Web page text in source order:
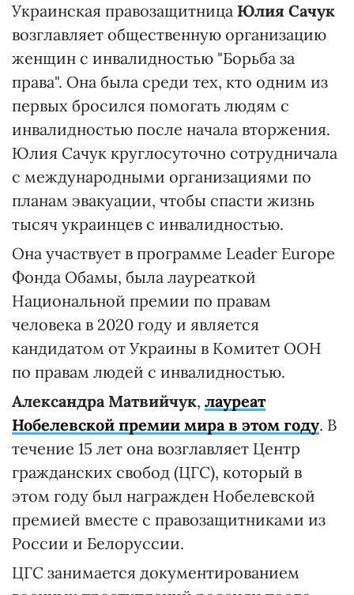
Украинская правозащитница Юлия Сачук
возглавляет общественную организацию
женщин с инвалидностью "Борьба за
права". Она была среди тех, кто одним из
первых бросился помогать людям с
инвалидностью после начала вторжения.
Юлия Сачук круглосуточно сотрудничала
с международными организациями по
планам эвакуации, чтобы спасти жизнь
тысяч украинцев с инвалидностью.
Она участвует в программе Leader Europe
Фонда Обамы, была лауреаткой
Национальной премии по правам
человека в 2020 году и является
кандидатом от Украины в Комитет ООН
по правам людей с инвалидностью.
Александра Матвийчук, лауреат
Нобелевской премии мира в этом году. В
течение 15 лет она возглавляет Центр
гражданских свобод (ЦГС), который в
этом году был награжден Нобелевской
премией вместе с правозащитниками из
России и Белоруссии.
ЦГС занимается документированием